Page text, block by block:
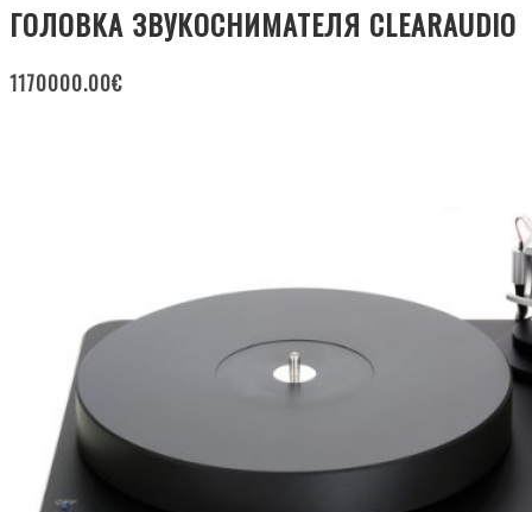
ГОЛОВКА ЗВУКОСНИМАТЕЛЯ CLEARAUDIO
1170000.00€